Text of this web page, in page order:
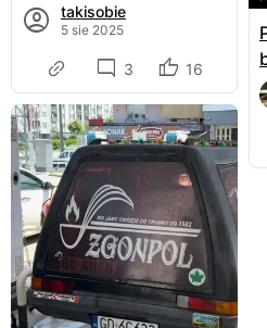
takisobie
5 sie 2025
3 16